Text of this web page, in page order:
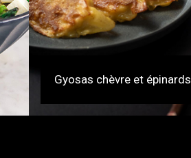
Gyosas chèvre et épinards